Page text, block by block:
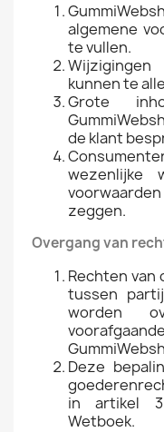
algemene
te vullen.
kunnen te
Grote
de klant
wezenlijke
zeggen.
Overgang van
Rechten van
tussen
worden
Deze
in artikel
Wetboek.